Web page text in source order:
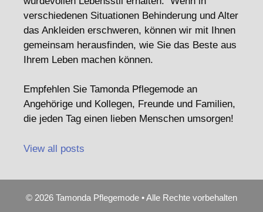
verschiedenen Situationen Behinderung und Alter
das Ankleiden erschweren, können wir mit Ihnen
gemeinsam herausfinden, wie Sie das Beste aus
Ihrem Leben machen können.
Empfehlen Sie Tamonda Pflegemode an
Angehörige und Kollegen, Freunde und Familien,
die jeden Tag einen lieben Menschen umsorgen!
View all posts
© 2026 Tamonda Pflegemode • Alle Rechte vorbehalten